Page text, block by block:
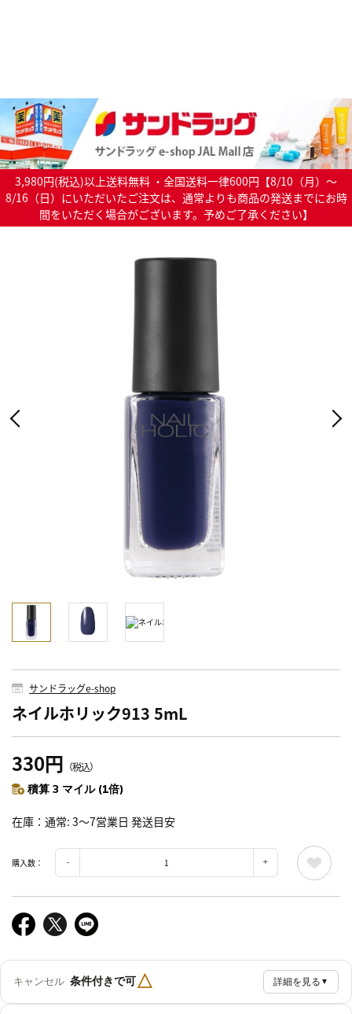
3,980円(税込)以上送料無料 ・全国送料一律600円【8/10（月）～
8/16（日）にいただいたご注文は、通常よりも商品の発送までにお時
間をいただく場合がございます。予めご了承ください】
サンドラッグe-shop
ネイルホリック913 5mL
330円 （税込）
積算 3 マイル (1倍)
在庫 通常: 3～7営業日 発送目安
購入数：
キャンセル 条件付きで可△ 詳細を見る ▼